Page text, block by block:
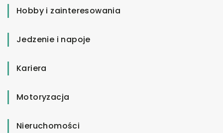
Hobby i zainteresowania
Jedzenie i napoje
Kariera
Motoryzacja
Nieruchomości